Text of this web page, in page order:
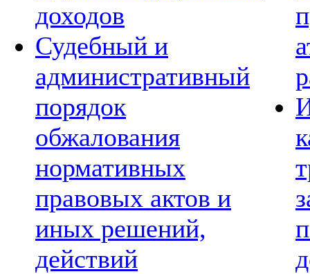
доходов
Судебный и
административный
порядок
обжалования
нормативных
правовых актов и
иных решений,
действий